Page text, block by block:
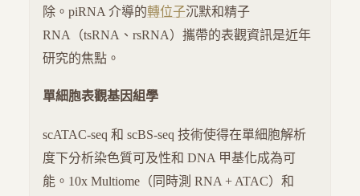
除。piRNA 介導的轉位子沉默和精子
RNA（tsRNA、rsRNA）攜帶的表觀資訊是近年
研究的焦點。
單細胞表觀基因組學
scATAC-seq 和 scBS-seq 技術使得在單細胞解析
度下分析染色質可及性和 DNA 甲基化成為可
能。10x Multiome（同時測 RNA + ATAC）和